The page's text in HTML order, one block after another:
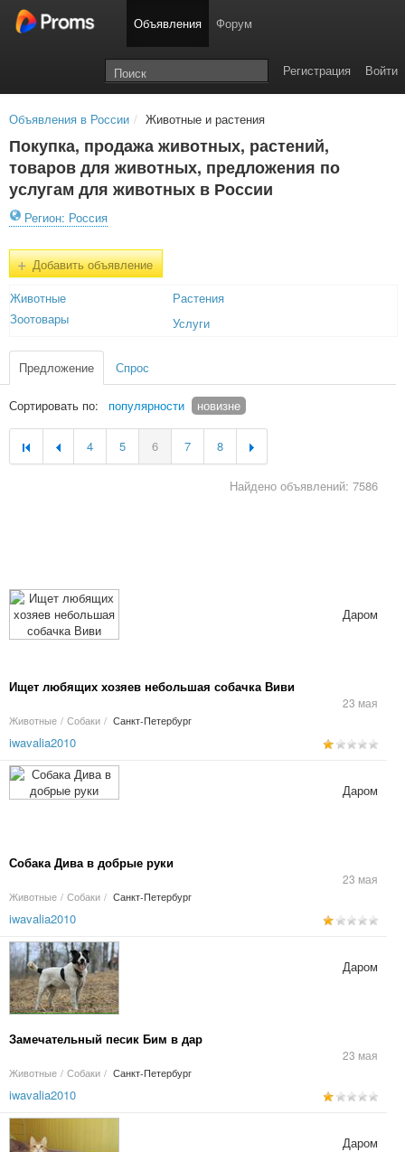
Объявления Форум
Войти
Регистрация
Объявления в России / Животные и растения
Покупка, продажа животных, растений,
товаров для животных, предложения по
услугам для животных в России
Регион: Россия
+Добавить объявление
Животные
Зоотовары
Растения
Услуги
Предложение Спрос
Сортировать по: популярности новизне
4 5 6 7 8
Найдено объявлений: 7586
Ищет любящих хозяев небольшая собачка Виви
23 мая
Животные / Собаки / Санкт-Петербург
Даром
iwavalia2010
Собака Дива в добрые руки
23 мая
Животные / Собаки / Санкт-Петербург
Даром
iwavalia2010
Замечательный песик Бим в дар
23 мая
Животные / Собаки / Санкт-Петербург
Даром
iwavalia2010
Даром